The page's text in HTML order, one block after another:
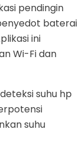
pendingin
baterai
ini
Wi-Fi dan
suhu hp
suhu